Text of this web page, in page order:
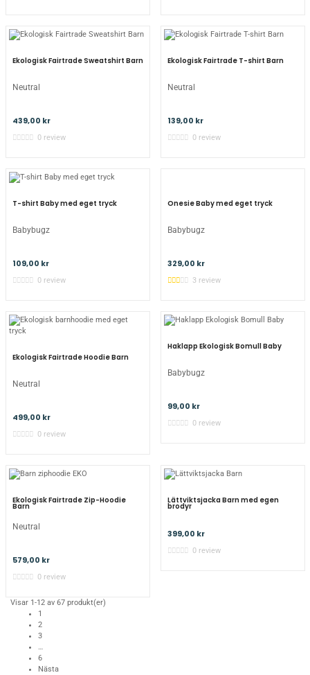
Ekologisk Fairtrade Sweatshirt Barn
Neutral
439,00 kr
0 review
Ekologisk Fairtrade T-shirt Barn
Neutral
139,00 kr
0 review
T-shirt Baby med eget tryck
Babybugz
109,00 kr
0 review
Onesie Baby med eget tryck
Babybugz
329,00 kr
3 review
Ekologisk Fairtrade Hoodie Barn
Neutral
499,00 kr
0 review
Haklapp Ekologisk Bomull Baby
Babybugz
99,00 kr
0 review
Ekologisk Fairtrade Zip-Hoodie
Barn
Neutral
579,00 kr
0 review
Lättviktsjacka Barn med egen
brodyr
399,00 kr
0 review
Visar 1-12 av 67 produkt(er)
1
2
3
…
6
Nästa